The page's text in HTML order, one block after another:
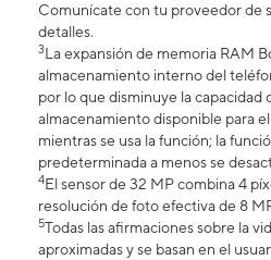
Comunícate con tu proveedor de
detalles.
3La expansión de memoria RAM
almacenamiento interno del
por lo que disminuye la capacidad
almacenamiento disponible para
mientras se usa la función; la
predeterminada a menos se
4El sensor de 32 MP combina 4
resolución de foto efectiva de 8
5Todas las afirmaciones sobre la
aproximadas y se basan en el